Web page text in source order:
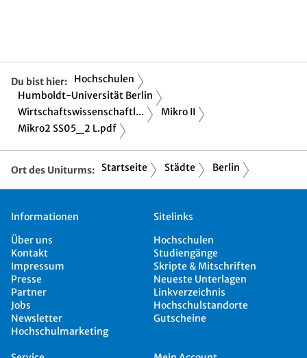
Du bist hier:
Hochschulen
Humboldt-Universität Berlin
Wirtschaftswissenschaftl...
Mikro II
Mikro2 SS05_2 L.pdf
Ort des Uniturms: Startseite Städte Berlin
Informationen
Über uns
Kontakt
Impressum
Presse
Partner
Jobs
Newsletter
Hochschulmarketing
Sitelinks
Hochschulen
Studiengänge
Skripte & Mitschriften
Neueste Unterlagen
Linkverzeichnis
Hochschulstandorte
Gutscheine